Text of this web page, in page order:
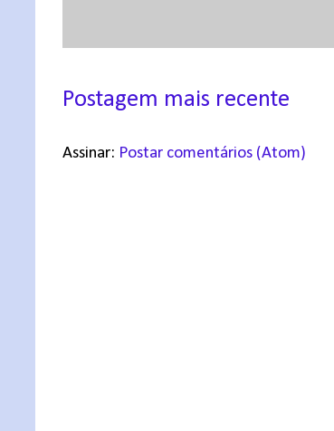
Postagem mais recente
Assinar: Postar comentários (Atom)